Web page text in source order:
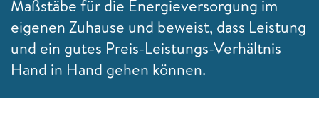
Maßstäbe für die Energieversorgung im
eigenen Zuhause und beweist, dass Leistung
und ein gutes Preis-Leistungs-Verhältnis
Hand in Hand gehen können.